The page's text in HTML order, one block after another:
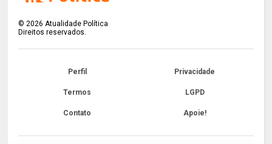
© 2026 Atualidade Política
Direitos reservados.
Perfil Privacidade
Termos LGPD
Contato Apoie!